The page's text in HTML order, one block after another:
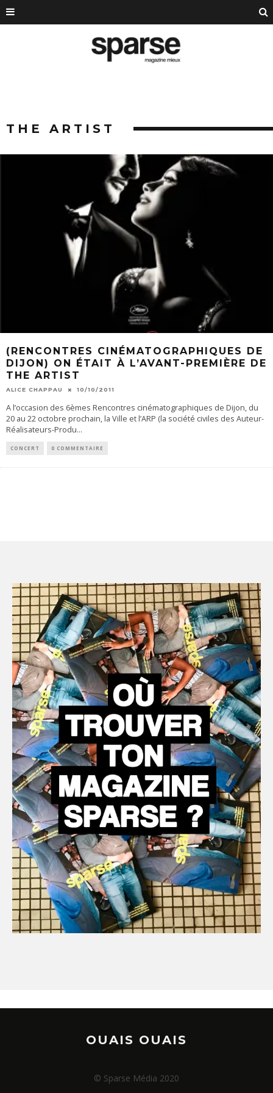
THE ARTIST
(RENCONTRES CINÉMATOGRAPHIQUES DE
DIJON) ON ÉTAIT À L’AVANT-PREMIÈRE DE
THE ARTIST
ALICE CHAPPAU 10/10/2011
A l’occasion des 6èmes Rencontres cinématographiques de Dijon, du
20 au 22 octobre prochain, la Ville et l’ARP (la société civiles des Auteur-
Réalisateurs-Produ...
CONCERT 0 COMMENTAIRE
OUAIS OUAIS
© Sparse Média 2020